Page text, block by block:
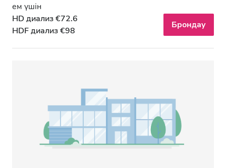
ем үшін
HD диализ €72.6
HDF диализ €98
Брондау